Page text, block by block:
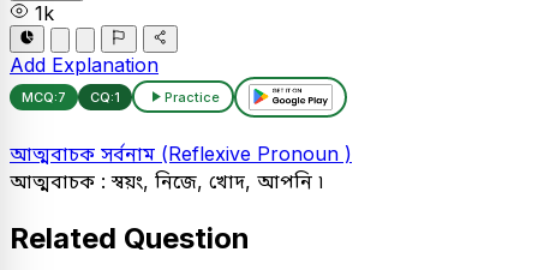
1k
Add Explanation
MCQ:7 CQ:1 Practice
আত্মবাচক সর্বনাম (Reflexive Pronoun )
আত্মবাচক : স্বয়ং, নিজে, খোদ, আপনি ৷
Related Question